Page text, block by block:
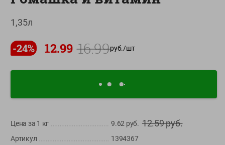
Мой Green
Приложение Green c
App
Google
1,35л
-24% 12.99 16.99руб./шт
Цена за 1 кг 9.62 руб. 12.59руб.
Артикул
1394367